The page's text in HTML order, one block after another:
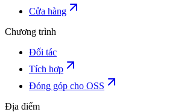
Cửa hàng
Chương trình
Đối tác
Tích hợp
Đóng góp cho OSS
Địa điểm